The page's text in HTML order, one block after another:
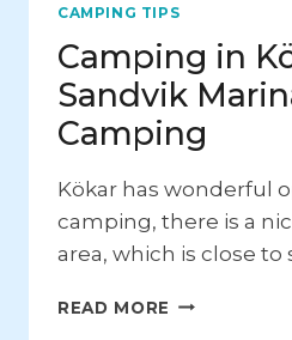
CAMPING TIPS
Camping in
Sandvik
Camping
Kökar has wonderful
camping, there is a
area, which is close to
READ MORE CAMPING